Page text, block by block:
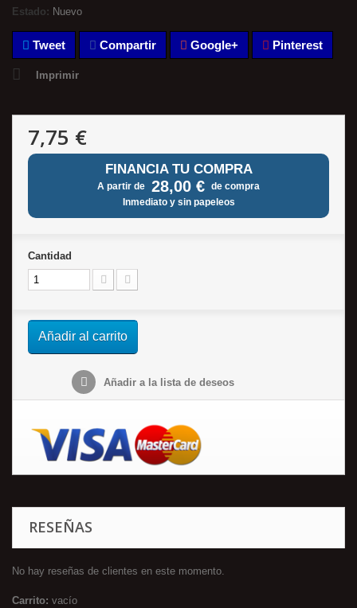
Estado: Nuevo
Tweet Compartir Google+ Pinterest
Imprimir
7,75 €
FINANCIA TU COMPRA
A partir de 28,00 € de compra
Inmediato y sin papeleos
Cantidad
Añadir al carrito
Añadir a la lista de deseos
RESEÑAS
No hay reseñas de clientes en este momento.
Carrito: vacío